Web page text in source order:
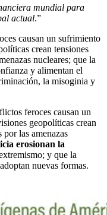
mundial para
actual.”
causan un sufrimiento
crean tensiones
nucleares; que la
y alimentan el
la misoginia y
feroces causan un
geopolíticas crean
por las amenazas
erosionan la
y que la
nuevas formas.